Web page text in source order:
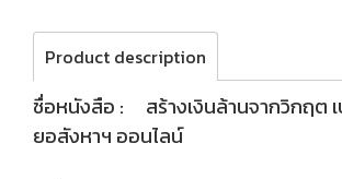
Product description
ชื่อหนังสือ : สร้างเงินล้านจากวิกฤต
ยอสังหาฯ ออนไลน์